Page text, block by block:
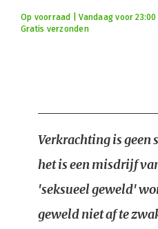
Op voorraad | Vandaag voor
Gratis verzonden
Verkrachting is geen
het is een misdrijf
'seksueel geweld'
geweld niet af te